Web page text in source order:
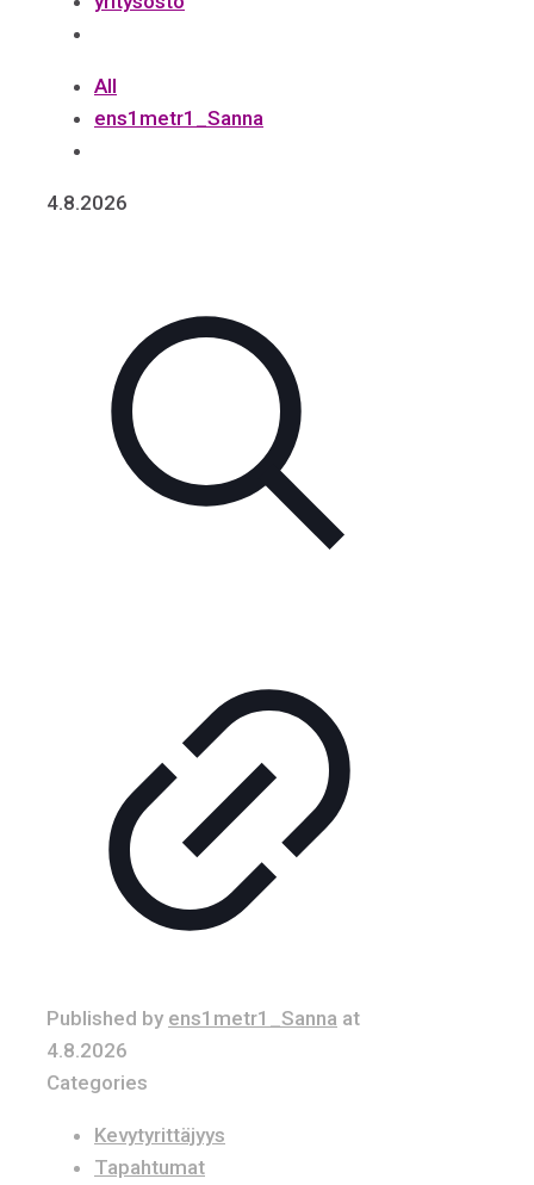
All
ens1metr1_Sanna
4.8.2026
Published by ens1metr1_Sanna at
4.8.2026
Categories
Kevytyrittäjyys
Tapahtumat